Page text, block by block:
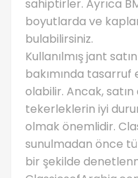
sahiptirler. Ayrıca
boyutlarda ve
bulabilirsiniz.
Kullanılmış jant
bakımında
olabilir. Ancak,
tekerleklerin iyi
olmak önemlidir.
sunulmadan önce
bir şekilde